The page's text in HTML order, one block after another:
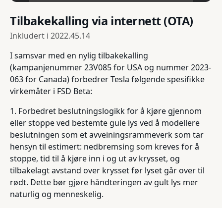
Tilbakekalling via internett (OTA)
Inkludert i 2022.45.14
I samsvar med en nylig tilbakekalling
(kampanjenummer 23V085 for USA og nummer 2023-
063 for Canada) forbedrer Tesla følgende spesifikke
virkemåter i FSD Beta:
1. Forbedret beslutningslogikk for å kjøre gjennom
eller stoppe ved bestemte gule lys ved å modellere
beslutningen som et avveiningsrammeverk som tar
hensyn til estimert: nedbremsing som kreves for å
stoppe, tid til å kjøre inn i og ut av krysset, og
tilbakelagt avstand over krysset før lyset går over til
rødt. Dette bør gjøre håndteringen av gult lys mer
naturlig og menneskelig.